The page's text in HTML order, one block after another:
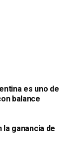
es uno de
balance
ganancia de